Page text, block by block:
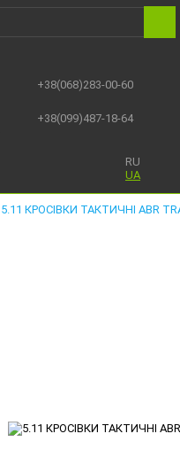
+38(068)283-00-60
+38(099)487-18-64
RU
UA
5.11 КРОСІВКИ ТАКТИЧНІ ABR